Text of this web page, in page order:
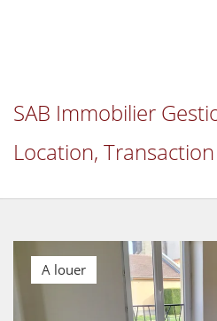
SAB Immobilier
Location, Transaction
A louer